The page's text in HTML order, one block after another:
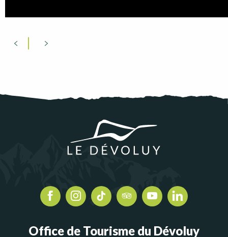
Office de Tourisme du Dévoluy